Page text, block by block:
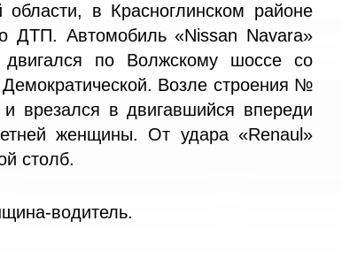
в Красноглинском районе
ДТП. Автомобиль «Nissan Navara»
по Волжскому шоссе со
Возле строения №
врезался в двигавшийся впереди
женщины. От удара «Renaul»
столб.
водитель.